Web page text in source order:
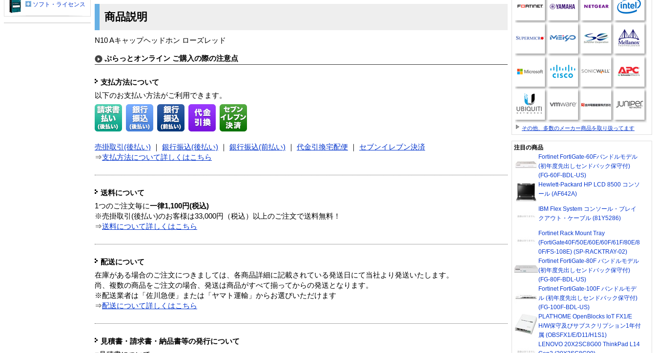
商品説明
N10 Aキャップヘッドホン ローズレッド
ぷらっとオンライン ご購入の際の注意点
支払方法について
以下のお支払い方法がご利用できます。
売掛取引(後払い) 銀行振込(後払い) 銀行振込(前払い) 代金引換宅配便
セブンイレブン決済
⇒支払方法について詳しくはこちら
送料について
1つのご注文毎に一律1,100円(税込)
※売掛取引(後払い)のお客様は33,000円（税込）以上のご注文で送料無料！
⇒送料について詳しくはこちら
配送について
在庫がある場合のご注文につきましては、各商品詳細に記載されている発送日にて当社より発送いたします。
尚、複数の商品をご注文の場合、発送は商品がすべて揃ってからの発送となります。
※配送業者は「佐川急便」または「ヤマト運輸」からお選びいただけます
⇒配送について詳しくはこちら
見積書・請求書・納品書等の発行について
ソフト・ライセンス
その他、多数のメーカー商品を取り扱ってます
注目の商品
Fortinet FortiGate-60Fバンドルモデル
(初年度先出しセンドバック保守付)
(FG-60F-BDL-US)
Hewlett-Packard HP LCD 8500 コンソ
ール (AF642A)
IBM Flex System コンソール・ブレイ
クアウト・ケーブル (81Y5286)
Fortinet Rack Mount Tray
(FortiGate40F/50E/60E/60F/61F/80E/8
0F/FS-108E) (SP-RACKTRAY-02)
Fortinet FortiGate-80F バンドルモデル
(初年度先出しセンドバック保守付)
(FG-80F-BDL-US)
Fortinet FortiGate-100F バンドルモデ
ル (初年度先出しセンドバック保守付)
(FG-100F-BDL-US)
PLAT'HOME OpenBlocks IoT FX1/E
H/W保守及びサブスクリプション1年付
属 (OBSFX1/E/D11/H1S1)
LENOVO 20X2SC8G00 ThinkPad L14